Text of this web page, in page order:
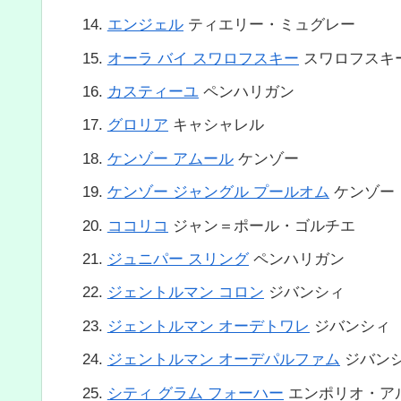
エンジェルティエリー・ミュグレー
オーラ バイ スワロフスキー スワロフスキ
カスティーユペンハリガン
グロリア キャシャレル
ケンゾー アムールケンゾー
ケンゾー ジャングル プールオム ケンゾー
ココリコ ジャン＝ポール・ゴルチエ
ジュニパー スリングペンハリガン
ジェントルマン コロン ジバンシィ
ジェントルマン オーデトワレ ジバンシィ
ジェントルマン オーデパルファム ジバン
シティ グラム フォーハー エンポリオ・ア